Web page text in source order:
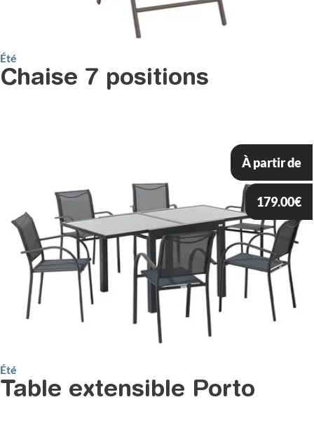
Été
Chaise 7 positions
À partir de
179.00€
Été
Table extensible Porto